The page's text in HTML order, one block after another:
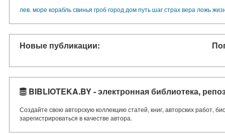
лев. море корабльсвинья гробгород домпутьшагстрахвера ложь
Новые публикации:
BIBLIOTEKA.BY - электронная библиотека,
Создайте свою авторскую коллекцию статей, книг, авторских работ,
зарегистрироваться в качестве автора.